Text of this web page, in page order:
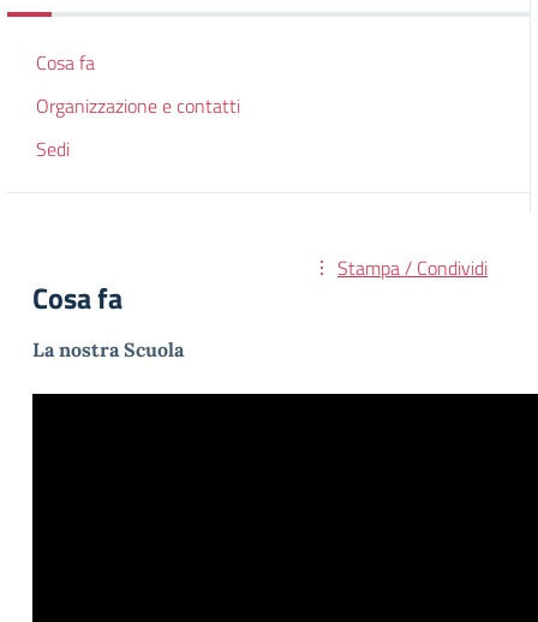
Cosa fa
Organizzazione e contatti
Sedi
Stampa / Condividi
Cosa fa
La nostra Scuola